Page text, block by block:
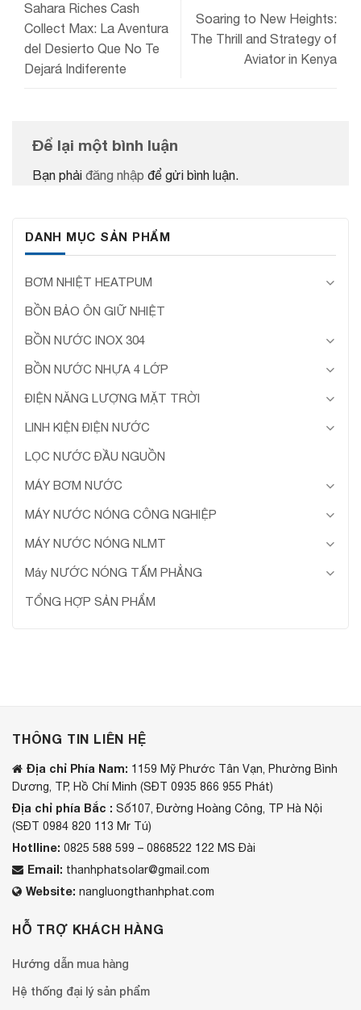
Sahara Riches Cash
Collect Max: La Aventura
del Desierto Que No Te
Dejará Indiferente
Soaring to New Heights:
The Thrill and Strategy of
Aviator in Kenya
Để lại một bình luận
Bạn phải đăng nhập để gửi bình luận.
DANH MỤC SẢN PHẨM
BƠM NHIỆT HEATPUM
BỒN BẢO ÔN GIỮ NHIỆT
BỒN NƯỚC INOX 304
BỒN NƯỚC NHỰA 4 LỚP
ĐIỆN NĂNG LƯỢNG MẶT TRỜI
LINH KIỆN ĐIỆN NƯỚC
LỌC NƯỚC ĐẦU NGUỒN
MÁY BƠM NƯỚC
MÁY NƯỚC NÓNG CÔNG NGHIỆP
MÁY NƯỚC NÓNG NLMT
Máy NƯỚC NÓNG TẤM PHẲNG
TỔNG HỢP SẢN PHẨM
THÔNG TIN LIÊN HỆ
Địa chỉ Phía Nam: 1159 Mỹ Phước Tân Vạn, Phường Bình
Dương, TP, Hồ Chí Minh (SĐT 0935 866 955 Phát)
Địa chỉ phía Bắc : Số107, Đường Hoàng Công, TP Hà Nội
(SĐT 0984 820 113 Mr Tú)
Hotlline: 0825 588 599 – 0868522 122 MS Đài
Email: thanhphatsolar@gmail.com
Website: nangluongthanhphat.com
HỖ TRỢ KHÁCH HÀNG
Hướng dẫn mua hàng
Hệ thống đại lý sản phẩm